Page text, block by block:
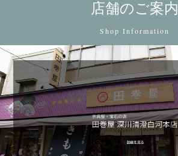
店舗のご案内
Shop Information